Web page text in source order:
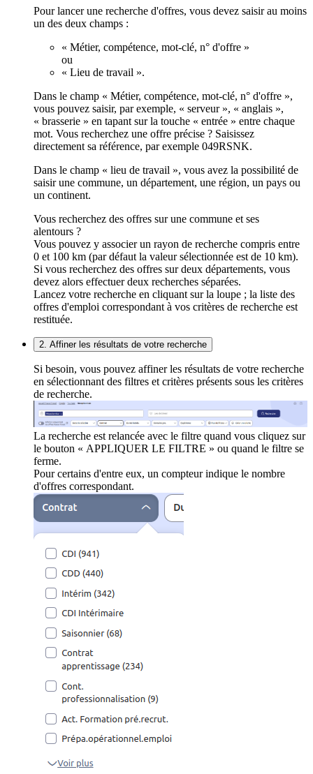
Pour lancer une recherche d'offres, vous devez saisir au moins
un des deux champs :
« Métier, compétence, mot-clé, n° d'offre »
ou
« Lieu de travail ».
Dans le champ « Métier, compétence, mot-clé, n° d'offre »,
vous pouvez saisir, par exemple, « serveur », « anglais »,
« brasserie » en tapant sur la touche « entrée » entre chaque
mot. Vous recherchez une offre précise ? Saisissez
directement sa référence, par exemple 049RSNK.
Dans le champ « lieu de travail », vous avez la possibilité de
saisir une commune, un département, une région, un pays ou
un continent.
Vous recherchez des offres sur une commune et ses
alentours ?
Vous pouvez y associer un rayon de recherche compris entre
0 et 100 km (par défaut la valeur sélectionnée est de 10 km).
Si vous recherchez des offres sur deux départements, vous
devez alors effectuer deux recherches séparées.
Lancez votre recherche en cliquant sur la loupe ; la liste des
offres d'emploi correspondant à vos critères de recherche est
restituée.
2. Affiner les résultats de votre recherche
Si besoin, vous pouvez affiner les résultats de votre recherche
en sélectionnant des filtres et critères présents sous les critères
de recherche.
La recherche est relancée avec le filtre quand vous cliquez sur
le bouton « APPLIQUER LE FILTRE » ou quand le filtre se
ferme.
Pour certains d'entre eux, un compteur indique le nombre
d'offres correspondant.